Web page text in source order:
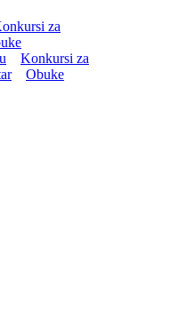
za
Konkursi za
Obuke